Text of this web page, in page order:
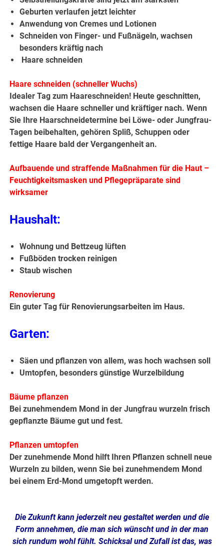
Geburten verlaufen jetzt leichter
Anwendung von Cremes und Lotionen
Schneiden von Finger- und Fußnägeln, wachsen
besonders kräftig nach
Haare schneiden
Haare schneiden (schneller Wuchs)
Idealer Tag zum Haareschneiden! Heute geschnitten,
wachsen die Haare schneller und kräftiger nach. Wenn
Sie Ihre Haarschneidetermine bei Löwe- oder Jungfrau-
Tagen beibehalten, gehören Spliß, Schuppen oder
fettige Haare bald der Vergangenheit an.
Aufbauende und straffende Maßnahmen für die Haut –
Feuchtigkeitsmasken und Pflegepräparate sind
wirksamer
Haushalt:
Wohnung und Bettzeug lüften
Fußböden trocken reinigen
Staub wischen
Renovierung
Ein guter Tag für Renovierungsarbeiten im Haus.
Garten:
Säen und pflanzen von allem, was hoch wachsen soll
Umtopfen, besonders günstige Wurzelbildung
Bäume pflanzen
Bei zunehmendem Mond in der Jungfrau wurzeln frisch
gepflanzte Bäume gut und fest.
Pflanzen umtopfen
Der zunehmende Mond hilft Ihren Pflanzen schnell neue
Wurzeln zu bilden, wenn Sie bei zunehmendem Mond
bei einem Erd-Mond umgetopft werden.
Die Zukunft kann jederzeit neu gestaltet werden und die
Form annehmen, die man sich wünscht und in der man
sich rundum wohl fühlt. Schicksal und Zufall ist das, was